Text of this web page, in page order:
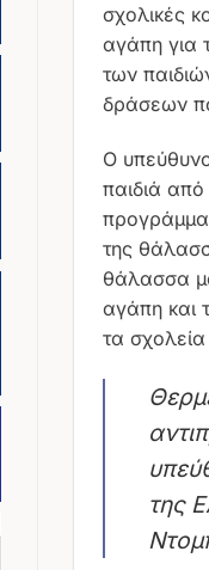
σχολικές
αγάπη για
των
δράσεων
Ο
παιδιά
της
θάλασσα
αγάπη και
τα
της